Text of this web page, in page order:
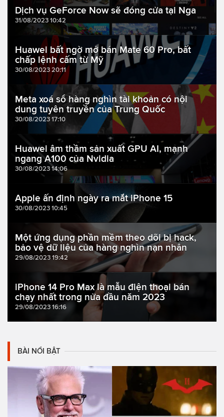
Dịch vụ GeForce Now sẽ đóng cửa tại Nga
31/08/2023 10:42
Huawei bất ngờ mở bán Mate 60 Pro, bất
chấp lệnh cấm từ Mỹ
30/08/2023 20:11
Meta xoá sổ hàng nghìn tài khoản có nội
dung tuyên truyền của Trung Quốc
30/08/2023 17:10
Huawei âm thầm sản xuất GPU AI, mạnh
ngang A100 của Nvidia
30/08/2023 14:06
Apple ấn định ngày ra mắt iPhone 15
30/08/2023 10:45
Một ứng dụng phần mềm theo dõi bị hack,
bảo vệ dữ liệu của hàng nghìn nạn nhân
29/08/2023 19:42
iPhone 14 Pro Max là mẫu điện thoại bán
chạy nhất trong nửa đầu năm 2023
29/08/2023 16:16
BÀI NỔI BẬT